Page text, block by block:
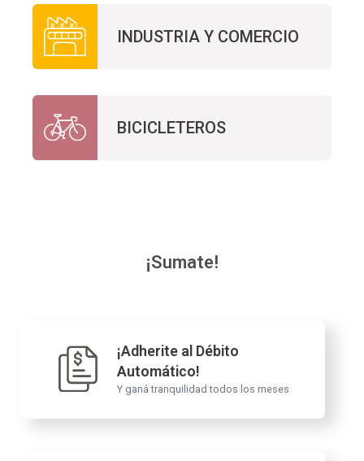
INDUSTRIA Y COMERCIO
BICICLETEROS
¡Sumate!
¡Adherite al Débito
Automático!
Y ganá tranquilidad todos los meses